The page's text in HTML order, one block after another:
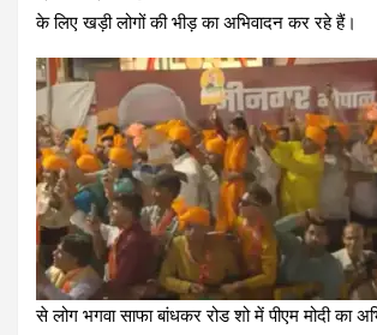
के लिए खड़ी लोगों की भीड़ का अभिवादन कर रहे हैं।
से लोग भगवा साफा बांधकर रोड शो में पीएम मोदी का